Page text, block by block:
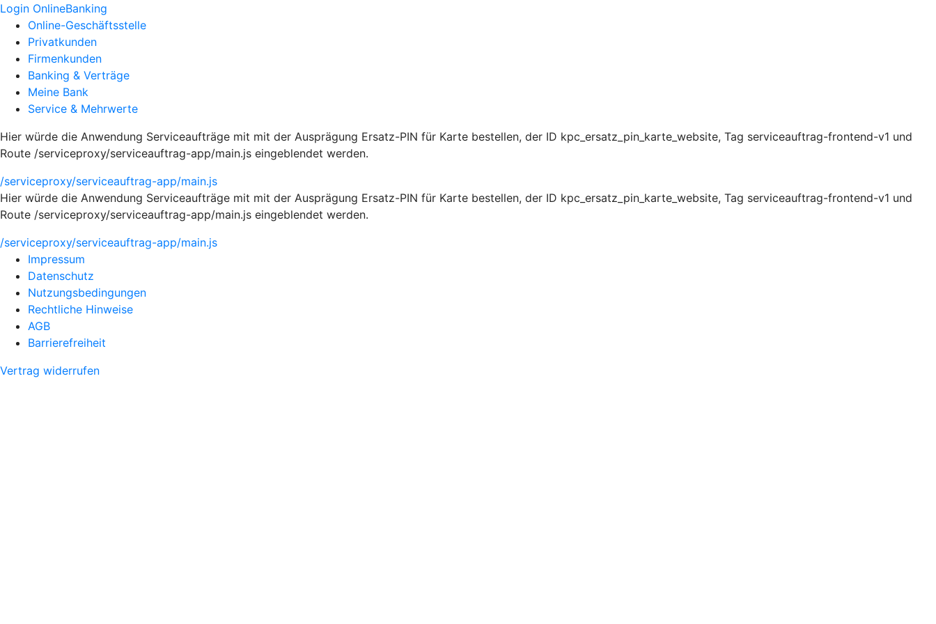
Login OnlineBanking
Online-Geschäftsstelle
Privatkunden
Firmenkunden
Banking & Verträge
Meine Bank
Service & Mehrwerte
Hier würde die Anwendung Serviceaufträge mit mit der Ausprägung Ersatz-PIN für Karte bestellen, der ID kpc_ersatz_pin_karte_website, Tag serviceauftrag-frontend-v1 und
Route /serviceproxy/serviceauftrag-app/main.js eingeblendet werden.
/serviceproxy/serviceauftrag-app/main.js
Hier würde die Anwendung Serviceaufträge mit mit der Ausprägung Ersatz-PIN für Karte bestellen, der ID kpc_ersatz_pin_karte_website, Tag serviceauftrag-frontend-v1 und
Route /serviceproxy/serviceauftrag-app/main.js eingeblendet werden.
/serviceproxy/serviceauftrag-app/main.js
Impressum
Datenschutz
Nutzungsbedingungen
Rechtliche Hinweise
AGB
Barrierefreiheit
Vertrag widerrufen